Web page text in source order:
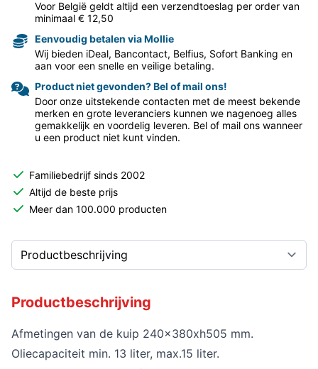
Voor België geldt altijd een verzendtoeslag per order van
minimaal € 12,50
Eenvoudig betalen via Mollie
Wij bieden iDeal, Bancontact, Belfius, Sofort Banking en
aan voor een snelle en veilige betaling.
Product niet gevonden? Bel of mail ons!
Door onze uitstekende contacten met de meest bekende
merken en grote leveranciers kunnen we nagenoeg alles
gemakkelijk en voordelig leveren. Bel of mail ons wanneer
u een product niet kunt vinden.
Familiebedrijf sinds 2002
Altijd de beste prijs
Meer dan 100.000 producten
Productbeschrijving
Afmetingen van de kuip 240x380xh505 mm.
Oliecapaciteit min. 13 liter, max.15 liter.